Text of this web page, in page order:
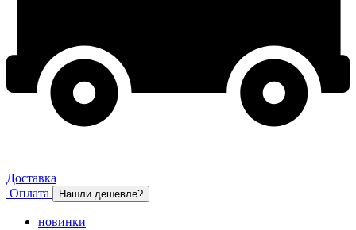
Доставка
Оплата
Нашли дешевле?
новинки